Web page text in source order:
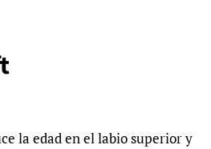
la edad en el labio superior y